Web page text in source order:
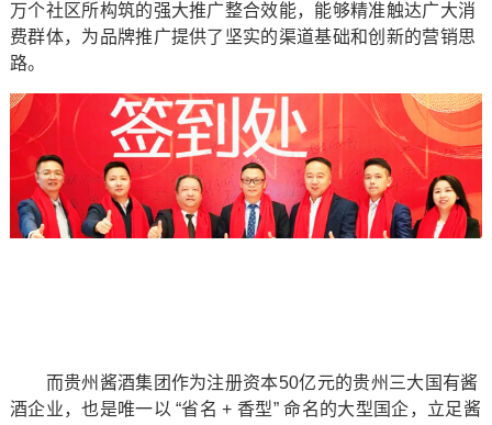
万个社区所构筑的强大推广整合效能，能够精准触达广大消
费群体，为品牌推广提供了坚实的渠道基础和创新的营销思
路。
而贵州酱酒集团作为注册资本50亿元的贵州三大国有酱
酒企业，也是唯一以 “省名 + 香型” 命名的大型国企，立足酱